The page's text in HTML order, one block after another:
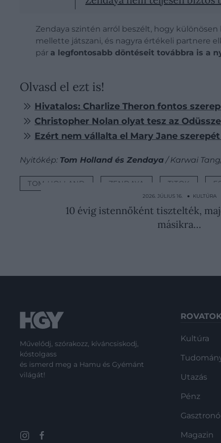
Zendaya szintén arról beszélt, hogy
mellette játszani, és nagyra értékeli partnere
pár a legfontosabb döntéseit továbbra is a
Olvasd el ezt is!
Hivatalos: Charlize Theron fontos
Christopher Nolan olyat tesz az
Ezért nem vállalta el Mary Jane
Nyitókép: Tom Holland és Zendaya/ Karwai
TOM HOLLAND ZENDAYA TITOK
2026. JÚLIUS 16. ● KULTÚRA
10 évig istennőként tisztelték,
másikra…
Művelődj, szórakozz, kíváncsiskodj,
kóstolgass
és ismerd meg a Hamu és Gyémánt
világát!
Kultúra
Utazás
Pénz
Magazin